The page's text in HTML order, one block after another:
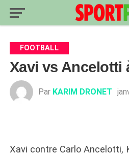
FOOTBALL
Xavi vs Ancelotti
Par KARIM DRONET
Xavi contre Carlo Ancelotti,